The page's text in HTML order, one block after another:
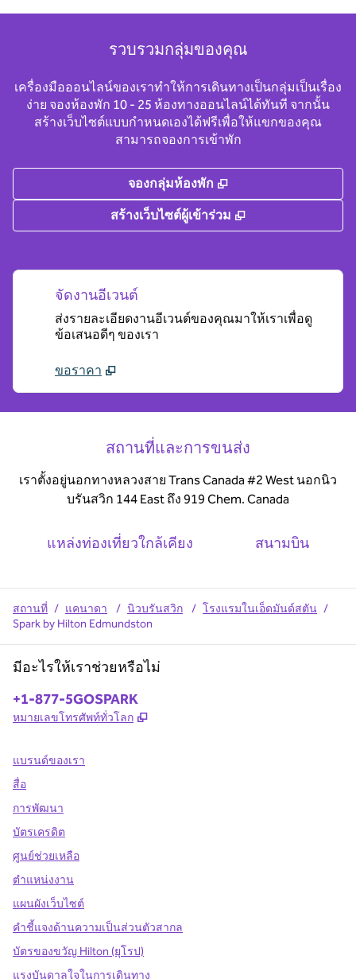
รวบรวมกลุ่มของคุณ
เครื่องมือออนไลน์ของเราทําให้การเดินทางเป็นกลุ่มเป็นเรื่อง
ง่าย จองห้องพัก 10 - 25 ห้องทางออนไลน์ได้ทันที จากนั้น
สร้างเว็บไซต์แบบกําหนดเองได้ฟรีเพื่อให้แขกของคุณ
สามารถจองการเข้าพัก
จองกลุ่มห้องพัก ,
สร้างเว็บไซต์ผู้เข้าร่วม ,
จัดงานอีเวนต์
ส่งรายละเอียดงานอีเวนต์ของคุณมาให้เราเพื่อดู
ข้อเสนอดีๆ ของเรา
ขอราคา
สถานที่และการขนส่ง
เราตั้งอยู่นอกทางหลวงสาย Trans Canada #2 West นอกนิว
บรันสวิก 144 East ถึง 919 Chem. Canada
แหล่งท่องเที่ยวใกล้เคียง สนามบิน
สถานที่ / แคนาดา / นิวบรันสวิก / โรงแรมในเอ็ดมันด์สตัน /
Spark by Hilton Edmundston
มีอะไรให้เราช่วยหรือไม่
โทรศัพท์:
+1-877-5GOSPARK
หมายเลขโทรศัพท์ทั่วโลก ,
แบรนด์ของเรา
สื่อ
การพัฒนา
บัตรเครดิต
ศูนย์ช่วยเหลือ
ตำแหน่งงาน
แผนผังเว็บไซต์
คำชี้แจงด้านความเป็นส่วนตัวสากล
บัตรของขวัญ Hilton (ยุโรป)
แรงบันดาลใจในการเดินทาง